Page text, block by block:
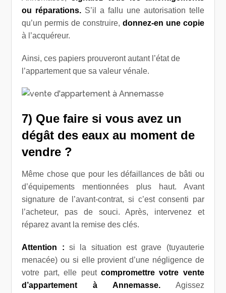
ou réparations. S’il a fallu une autorisation telle
qu’un permis de construire, donnez-en une copie
à l’acquéreur.
Ainsi, ces papiers prouveront autant l’état de
l’appartement que sa valeur vénale.
7) Que faire si vous avez un
dégât des eaux au moment de
vendre ?
Même chose que pour les défaillances de bâti ou
d’équipements mentionnées plus haut. Avant
signature de l’avant-contrat, si c’est consenti par
l’acheteur, pas de souci. Après, intervenez et
réparez avant la remise des clés.
Attention : si la situation est grave (tuyauterie
menacée) ou si elle provient d’une négligence de
votre part, elle peut compromettre votre vente
d’appartement à Annemasse.Agissez